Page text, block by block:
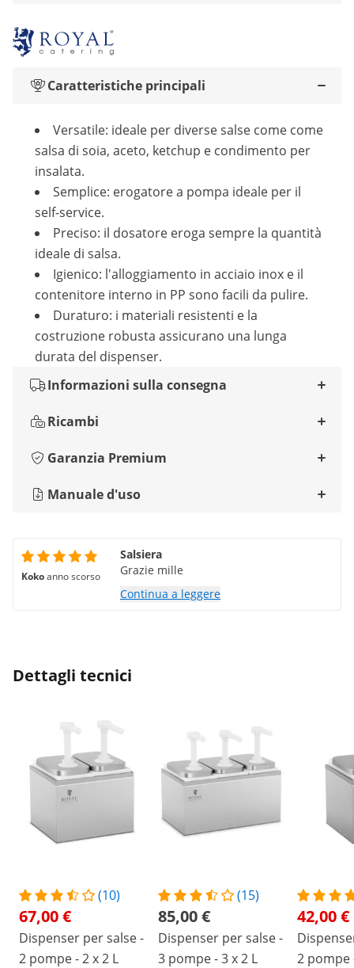
Caratteristiche principali
Versatile: ideale per diverse salse come come
salsa di soia, aceto, ketchup e condimento per
insalata.
Semplice: erogatore a pompa ideale per il
self-service.
Preciso: il dosatore eroga sempre la quantità
ideale di salsa.
Igienico: l'alloggiamento in acciaio inox e il
contenitore interno in PP sono facili da pulire.
Duraturo: i materiali resistenti e la
costruzione robusta assicurano una lunga
durata del dispenser.
Informazioni sulla consegna
Ricambi
Garanzia Premium
Manuale d'uso
Kokoanno scorso
Salsiera
Grazie mille
Continua a leggere
Dettagli tecnici
(10)
67,00 €
Dispenser per salse -
2 pompe - 2 x 2 L
(15)
85,00 €
Dispenser per salse -
3 pompe - 3 x 2 L
42,00 €
2 pompe